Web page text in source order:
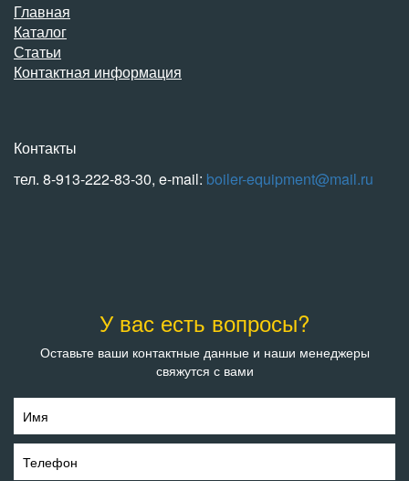
Главная
Каталог
Статьи
Контактная информация
Контакты
тел. 8-913-222-83-30, e-mail: boiler-equipment@mail.ru
У вас есть вопросы?
Оставьте ваши контактные данные и наши менеджеры
свяжутся с вами
Имя
Телефон